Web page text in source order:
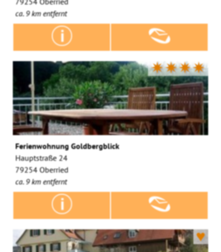
ca. 9 km entfernt
✷✷✷✷
Ferienwohnung Goldbergblick
Hauptstraße 24
79254 Oberried
ca. 9 km entfernt
♥